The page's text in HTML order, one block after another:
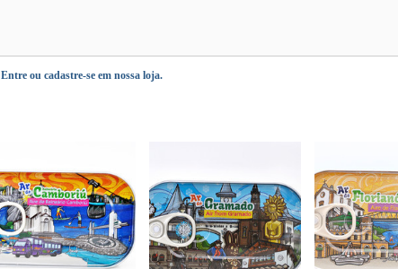
Entre ou cadastre-se em nossa loja.